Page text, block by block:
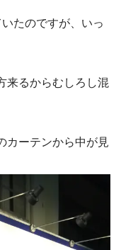
たのですが、いっ
来るからむしろし混
カーテンから中が見